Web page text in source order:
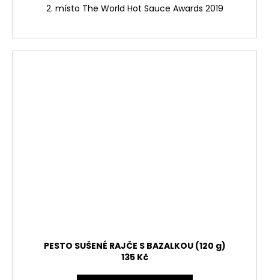
2. místo The World Hot Sauce Awards 2019
PESTO SUŠENÉ RAJČE S BAZALKOU (120 g)
135 Kč